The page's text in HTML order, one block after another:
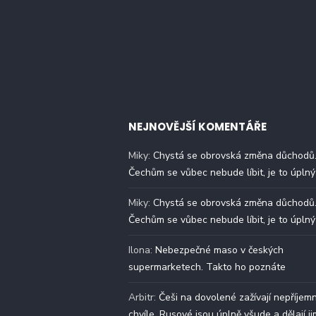
NEJNOVĚJŠÍ KOMENTÁŘE
Miky: Chystá se obrovská změna důchodů.
Čechům se vůbec nebude líbit, je to
Miky: Chystá se obrovská změna důchodů.
Čechům se vůbec nebude líbit, je to
Ilona: Nebezpečné maso v českých
supermarketech. Takto ho poznáte
Arbitr: Češi na dovolené zažívají